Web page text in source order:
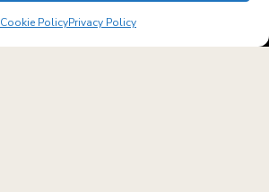
Cookie PolicyPrivacy Policy